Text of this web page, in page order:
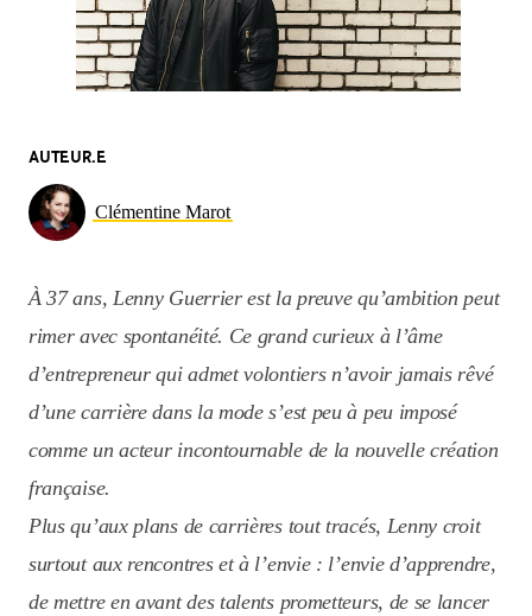
AUTEUR.E
Clémentine Marot
À 37 ans, Lenny Guerrier est la preuve qu’ambition peut
rimer avec spontanéité. Ce grand curieux à l’âme
d’entrepreneur qui admet volontiers n’avoir jamais rêvé
d’une carrière dans la mode s’est peu à peu imposé
comme un acteur incontournable de la nouvelle création
française.
Plus qu’aux plans de carrières tout tracés, Lenny croit
surtout aux rencontres et à l’envie : l’envie d’apprendre,
de mettre en avant des talents prometteurs, de se lancer